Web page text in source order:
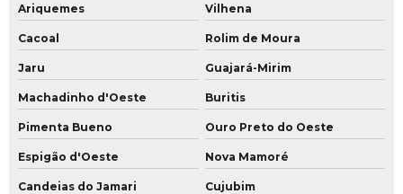
Ariquemes Vilhena
Cacoal Rolim de Moura
Jaru Guajará-Mirim
Machadinho d'Oeste Buritis
Pimenta Bueno Ouro Preto do Oeste
Espigão d'Oeste Nova Mamoré
Candeias do Jamari Cujubim